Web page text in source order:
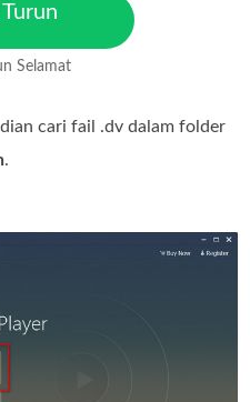
Selamat
cari fail .dv dalam folder
.